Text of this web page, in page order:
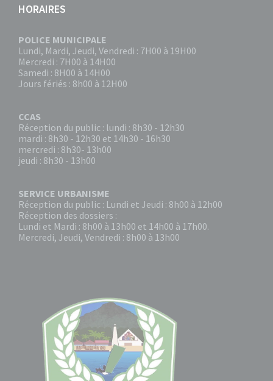
HORAIRES
POLICE MUNICIPALE
Lundi, Mardi, Jeudi, Vendredi : 7H00 à 19H00
Mercredi : 7H00 à 14H00
Samedi : 8H00 à 14H00
Jours fériés : 8h00 à 12H00
CCAS
Réception du public : lundi : 8h30 - 12h30
mardi : 8h30 - 12h30 et 14h30 - 16h30
mercredi : 8h30- 13h00
jeudi : 8h30 - 13h00
SERVICE URBANISME
Réception du public : Lundi et Jeudi : 8h00 à 12h00
Réception des dossiers :
Lundi et Mardi : 8h00 à 13h00 et 14h00 à 17h00.
Mercredi, Jeudi, Vendredi : 8h00 à 13h00